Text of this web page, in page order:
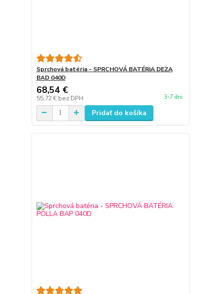
Sprchová batéria - SPRCHOVÁ BATÉRIA DEZA
BAD 040D
68,54 €
55,72 € bez DPH 3-7 dni
Pridať do košíka